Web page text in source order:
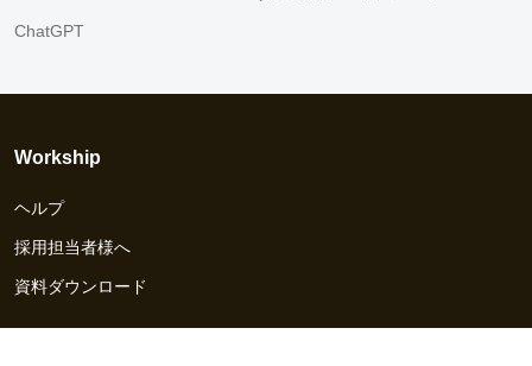
ChatGPT
Workship
ヘルプ
採用担当者様へ
資料ダウンロード